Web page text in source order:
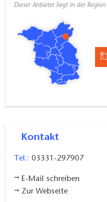
Dieser Anbieter liegt in der Region
Kontakt
Tel.: 03331-297907
E-Mail schreiben
Zur Webseite